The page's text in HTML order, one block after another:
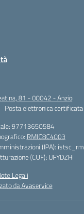
81 - 00042 - Anzio
Posta elettronica certificata
97713650584
RMIC8C4003
(IPA):
(CUF): UFYDZH
Legali
da Avaservice